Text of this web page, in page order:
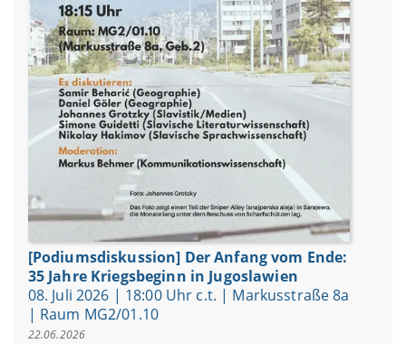
[Podiumsdiskussion] Der Anfang vom Ende:
35 Jahre Kriegsbeginn in Jugoslawien
08. Juli 2026 | 18:00 Uhr c.t. | Markusstraße 8a
| Raum MG2/01.10
22.06.2026